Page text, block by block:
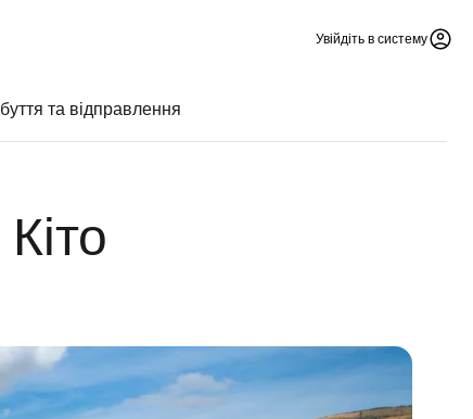
Увійдіть в систему
та відправлення